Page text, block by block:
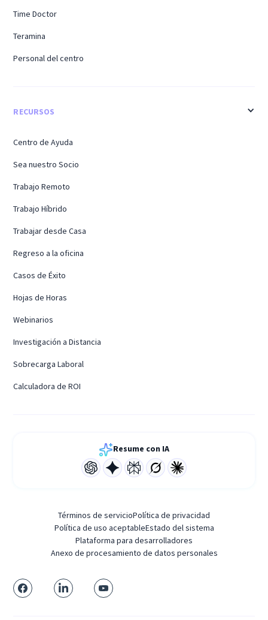
Time Doctor
Teramina
Personal del centro
RECURSOS
Centro de Ayuda
Sea nuestro Socio
Trabajo Remoto
Trabajo Híbrido
Trabajar desde Casa
Regreso a la oficina
Casos de Éxito
Hojas de Horas
Webinarios
Investigación a Distancia
Sobrecarga Laboral
Calculadora de ROI
Resume con IA
Términos de servicioPolítica de privacidad
Política de uso aceptableEstado del sistema
Plataforma para desarrolladores
Anexo de procesamiento de datos personales